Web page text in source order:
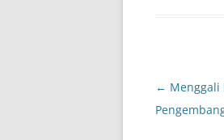
Post
navigation
← Menggali